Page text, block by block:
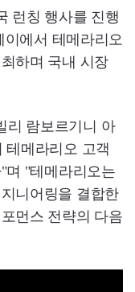
런칭 행사를 진행
이에서 테메라리오
하며 국내 시장
리 람보르기니 아
테메라리오 고객
며 "테메라리오는
니어링을 결합한
먼스 전략의 다음